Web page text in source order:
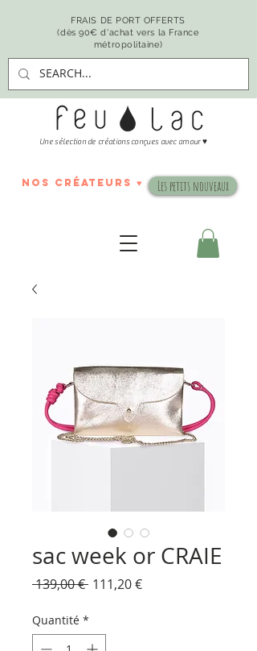
Une sélection de créations conçues avec amour♥
FRAIS DE PORT OFFERTS
(dès 90€ d'achat vers la France
métropolitaine)
nos créateurs ♥ Les petits nouveaux
sac week or CRAIE
139,00 € Prix
111,20 €Prix
Quantité *